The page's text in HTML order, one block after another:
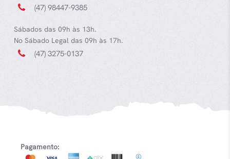
(47) 98447-9385
Sábados das 09h às 13h.
No Sábado Legal das 09h às 17h.
(47) 3275-0137
Pagamento: